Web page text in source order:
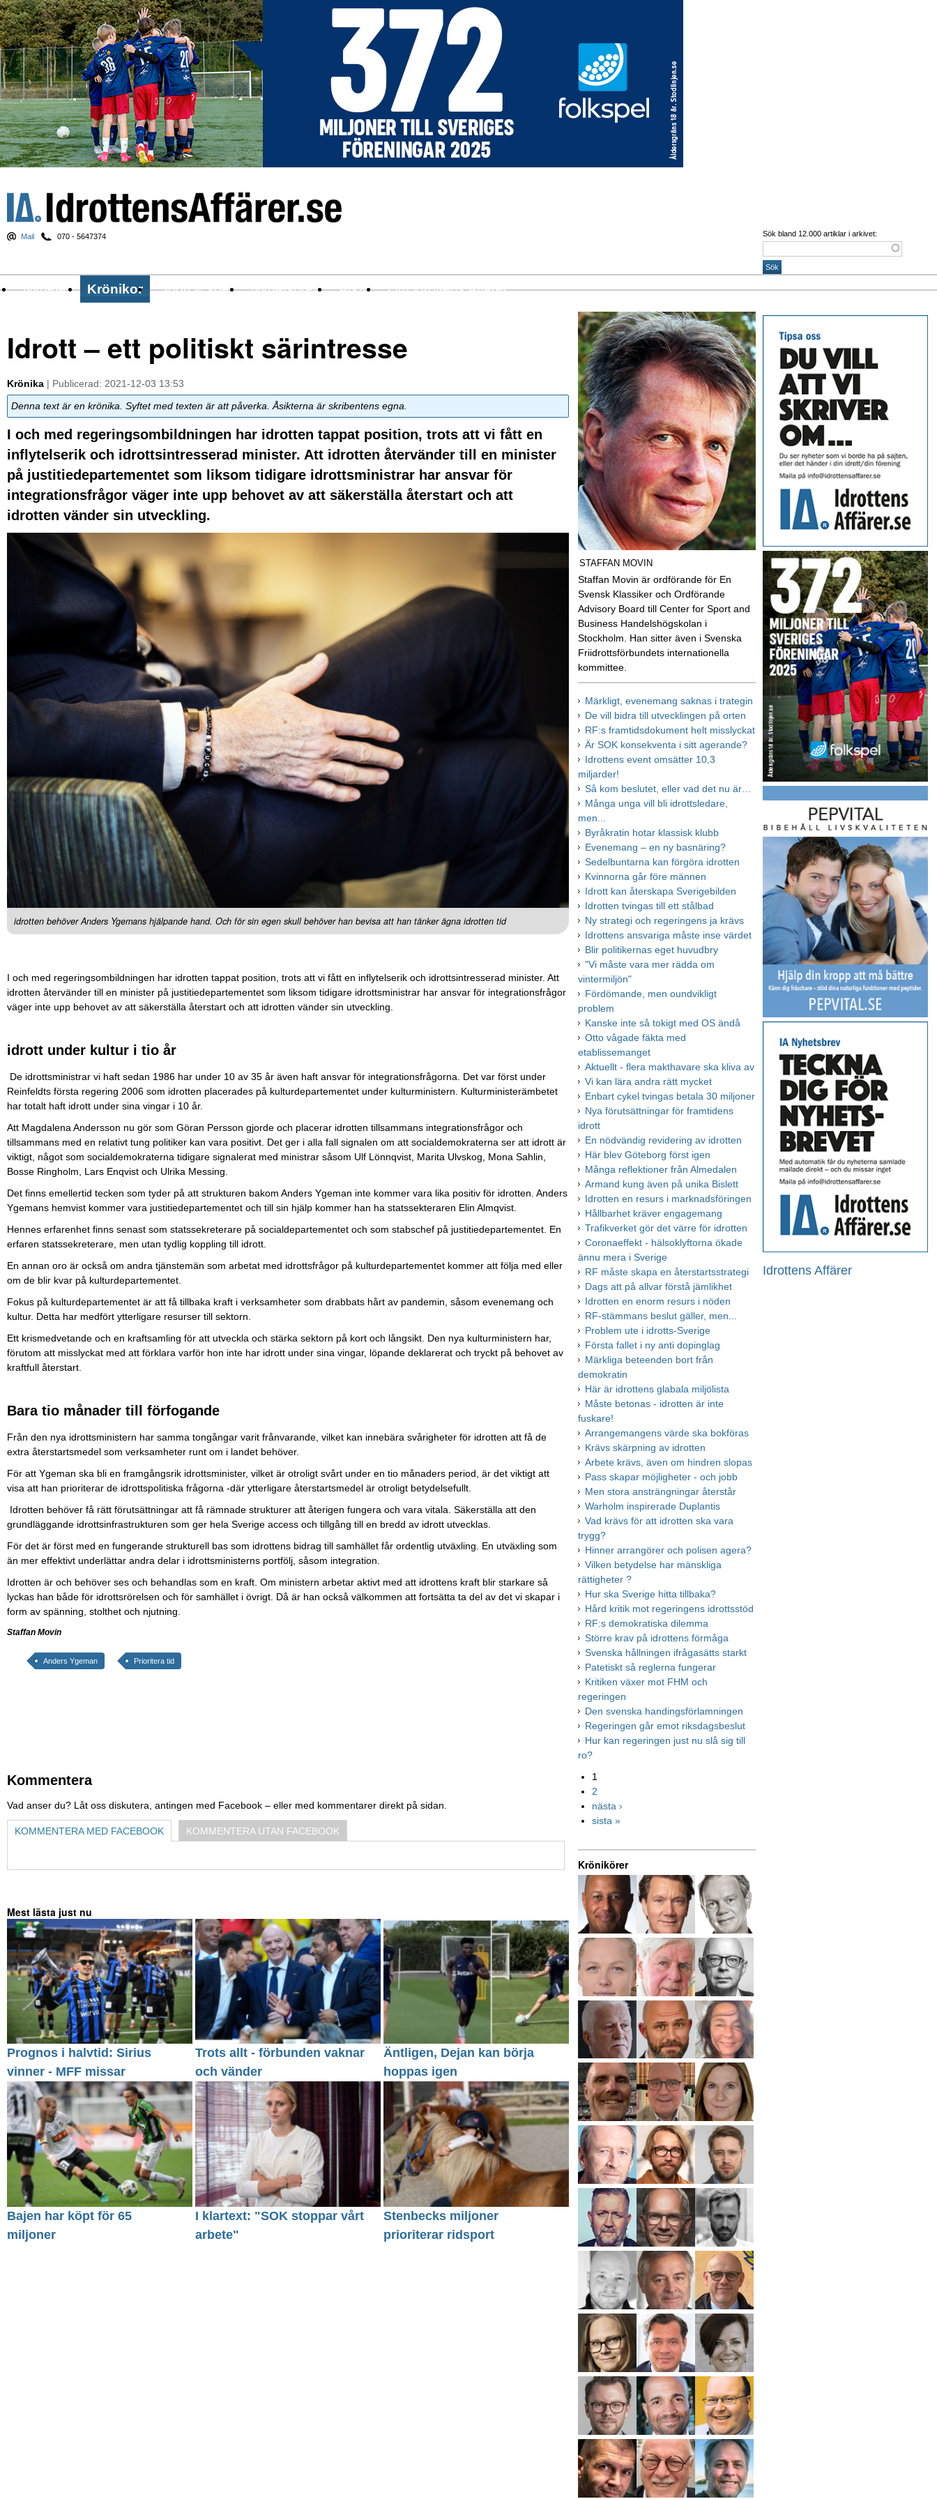
Mail 070 - 5647374 Sök bland 12.000 artiklar i arkivet:
Nyheter Krönikor Sport & spel Nyhetsbrev Arkiv Om Idrottens Affärer
Idrott – ett politiskt särintresse
Krönika | Publicerad: 2021-12-03 13:53
Denna text är en krönika. Syftet med texten är att påverka. Åsikterna är skribentens egna.
I och med regeringsombildningen har idrotten tappat position, trots att vi fått en
inflytelserik och idrottsintresserad minister. Att idrotten återvänder till en minister
på justitiedepartementet som liksom tidigare idrottsministrar har ansvar för
integrationsfrågor väger inte upp behovet av att säkerställa återstart och att
idrotten vänder sin utveckling.
idrotten behöver Anders Ygemans hjälpande hand. Och för sin egen skull behöver han bevisa att han tänker ägna idrotten tid
I och med regeringsombildningen har idrotten tappat position, trots att vi fått en inflytelserik och idrottsintresserad minister. Att
idrotten återvänder till en minister på justitiedepartementet som liksom tidigare idrottsministrar har ansvar för integrationsfrågor
väger inte upp behovet av att säkerställa återstart och att idrotten vänder sin utveckling.
idrott under kultur i tio år
De idrottsministrar vi haft sedan 1986 har under 10 av 35 år även haft ansvar för integrationsfrågorna. Det var först under
Reinfeldts första regering 2006 som idrotten placerades på kulturdepartementet under kulturministern. Kulturministerämbetet
har totalt haft idrott under sina vingar i 10 år.
Att Magdalena Andersson nu gör som Göran Persson gjorde och placerar idrotten tillsammans integrationsfrågor och
tillsammans med en relativt tung politiker kan vara positivt. Det ger i alla fall signalen om att socialdemokraterna ser att idrott är
viktigt, något som socialdemokraterna tidigare signalerat med ministrar såsom Ulf Lönnqvist, Marita Ulvskog, Mona Sahlin,
Bosse Ringholm, Lars Enqvist och Ulrika Messing.
Det finns emellertid tecken som tyder på att strukturen bakom Anders Ygeman inte kommer vara lika positiv för idrotten. Anders
Ygemans hemvist kommer vara justitiedepartementet och till sin hjälp kommer han ha statssekteraren Elin Almqvist.
Hennes erfarenhet finns senast som statssekreterare på socialdepartementet och som stabschef på justitiedepartementet. En
erfaren statssekreterare, men utan tydlig koppling till idrott.
En annan oro är också om andra tjänstemän som arbetat med idrottsfrågor på kulturdepartementet kommer att följa med eller
om de blir kvar på kulturdepartementet.
Fokus på kulturdepartementet är att få tillbaka kraft i verksamheter som drabbats hårt av pandemin, såsom evenemang och
kultur. Detta har medfört ytterligare resurser till sektorn.
Ett krismedvetande och en kraftsamling för att utveckla och stärka sektorn på kort och långsikt. Den nya kulturministern har,
förutom att misslyckat med att förklara varför hon inte har idrott under sina vingar, löpande deklarerat och tryckt på behovet av
kraftfull återstart.
Bara tio månader till förfogande
Från den nya idrottsministern har samma tongångar varit frånvarande, vilket kan innebära svårigheter för idrotten att få de
extra återstartsmedel som verksamheter runt om i landet behöver.
För att Ygeman ska bli en framgångsrik idrottsminister, vilket är otroligt svårt under en tio månaders period, är det viktigt att
visa att han prioriterar de idrottspolitiska frågorna -där ytterligare återstartsmedel är otroligt betydelsefullt.
Idrotten behöver få rätt förutsättningar att få rämnade strukturer att återigen fungera och vara vitala. Säkerställa att den
grundläggande idrottsinfrastrukturen som ger hela Sverige access och tillgång till en bredd av idrott utvecklas.
För det är först med en fungerande strukturell bas som idrottens bidrag till samhället får ordentlig utväxling. En utväxling som
än mer effektivt underlättar andra delar i idrottsministerns portfölj, såsom integration.
Idrotten är och behöver ses och behandlas som en kraft. Om ministern arbetar aktivt med att idrottens kraft blir starkare så
lyckas han både för idrottsrörelsen och för samhället i övrigt. Då är han också välkommen att fortsätta ta del av det vi skapar i
form av spänning, stolthet och njutning.
Staffan Movin
Anders Ygeman Prioritera tid
Kommentera
Vad anser du? Låt oss diskutera, antingen med Facebook – eller med kommentarer direkt på sidan.
KOMMENTERA MED FACEBOOK KOMMENTERA UTAN FACEBOOK
Mest lästa just nu
Prognos i halvtid: Sirius
vinner - MFF missar
Trots allt - förbunden vaknar
och vänder
Äntligen, Dejan kan börja
hoppas igen
Bajen har köpt för 65
miljoner
I klartext: "SOK stoppar vårt
arbete"
Stenbecks miljoner
prioriterar ridsport
Idrottens Affärer
STAFFAN MOVIN
Staffan Movin är ordförande för En
Svensk Klassiker och Ordförande
Advisory Board till Center for Sport and
Business Handelshögskolan i
Stockholm. Han sitter även i Svenska
Friidrottsförbundets internationella
kommittee.
Märkligt, evenemang saknas i trategin
De vill bidra till utvecklingen på orten
RF:s framtidsdokument helt misslyckat
Är SOK konsekventa i sitt agerande?
Idrottens event omsätter 10,3
miljarder!
Så kom beslutet, eller vad det nu är…
Många unga vill bli idrottsledare,
men...
Byråkratin hotar klassisk klubb
Evenemang – en ny basnäring?
Sedelbuntarna kan förgöra idrotten
Kvinnorna går före männen
Idrott kan återskapa Sverigebilden
Idrotten tvingas till ett stålbad
Ny strategi och regeringens ja krävs
Idrottens ansvariga måste inse värdet
Blir politikernas eget huvudbry
"Vi måste vara mer rädda om
vintermiljön"
Fördömande, men oundvikligt
problem
Kanske inte så tokigt med OS ändå
Otto vågade fäkta med
etablissemanget
Aktuellt - flera makthavare ska kliva av
Vi kan lära andra rätt mycket
Enbart cykel tvingas betala 30 miljoner
Nya förutsättningar för framtidens
idrott
En nödvändig revidering av idrotten
Här blev Göteborg först igen
Många reflektioner från Almedalen
Armand kung även på unika Bislett
Idrotten en resurs i marknadsföringen
Hållbarhet kräver engagemang
Trafikverket gör det värre för idrotten
Coronaeffekt - hälsoklyftorna ökade
ännu mera i Sverige
RF måste skapa en återstartsstrategi
Dags att på allvar förstå jämlikhet
Idrotten en enorm resurs i nöden
RF-stämmans beslut gäller, men...
Problem ute i idrotts-Sverige
Första fallet i ny anti dopinglag
Märkliga beteenden bort från
demokratin
Här är idrottens glabala miljölista
Måste betonas - idrotten är inte
fuskare!
Arrangemangens värde ska bokföras
Krävs skärpning av idrotten
Arbete krävs, även om hindren slopas
Pass skapar möjligheter - och jobb
Men stora ansträngningar återstår
Warholm inspirerade Duplantis
Vad krävs för att idrotten ska vara
trygg?
Hinner arrangörer och polisen agera?
Vilken betydelse har mänskliga
rättigheter ?
Hur ska Sverige hitta tillbaka?
Hård kritik mot regeringens idrottsstöd
RF:s demokratiska dilemma
Större krav på idrottens förmåga
Svenska hållningen ifrågasätts starkt
Patetiskt så reglerna fungerar
Kritiken växer mot FHM och
regeringen
Den svenska handingsförlamningen
Regeringen går emot riksdagsbeslut
Hur kan regeringen just nu slå sig till
ro?
1
2
nästa ›
sista »
Krönikörer